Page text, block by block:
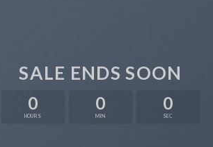
SALE ENDS SOON
0
HOURS
0
MIN
0
SEC